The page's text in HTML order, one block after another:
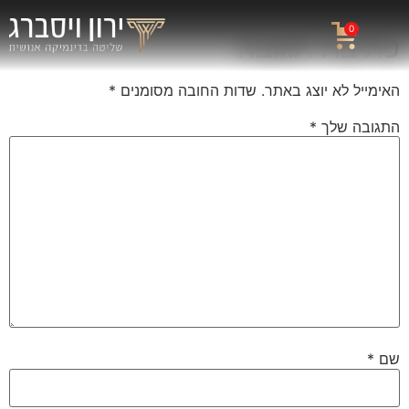
0
כתיבת תגובה
האימייל לא יוצג באתר. שדות החובה מסומנים *
התגובה שלך *
שם *